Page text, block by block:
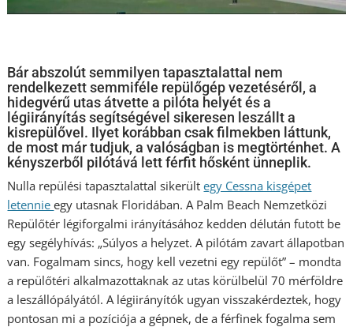
Bár abszolút semmilyen tapasztalattal nem
rendelkezett semmiféle repülőgép vezetéséről, a
hidegvérű utas átvette a pilóta helyét és a
légiirányítás segítségével sikeresen leszállt a
kisrepülővel. Ilyet korábban csak filmekben láttunk,
de most már tudjuk, a valóságban is megtörténhet. A
kényszerből pilótává lett férfit hősként ünneplik.
Nulla repülési tapasztalattal sikerültegy Cessna kisgépet
letennieegy utasnak Floridában. A Palm Beach Nemzetközi
Repülőtér légiforgalmi irányításához kedden délután futott be
egy segélyhívás: „Súlyos a helyzet. A pilótám zavart állapotban
van. Fogalmam sincs, hogy kell vezetni egy repülőt” – mondta
a repülőtéri alkalmazottaknak az utas körülbelül 70 mérföldre
a leszállópályától. A légiirányítók ugyan visszakérdeztek, hogy
pontosan mi a pozíciója a gépnek, de a férfinek fogalma sem